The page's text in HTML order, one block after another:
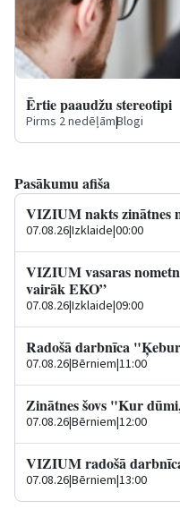
Ērtie paaudžu stereotipi
Pirms 2 nedēļām|Blogi
Pasākumu afiša
VIZIUM nakts zinātnes
07.08.26|Izklaide|00:00
VIZIUM vasaras
vairāk EKO”
07.08.26|Izklaide|09:00
Radošā darbnīca
07.08.26|Bērniem|11:00
Zinātnes šovs "Kur
07.08.26|Bērniem|12:00
VIZIUM radošā
07.08.26|Bērniem|13:00